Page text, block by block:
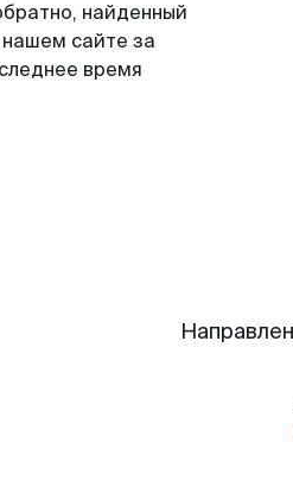
найденный
нашем сайте за
время